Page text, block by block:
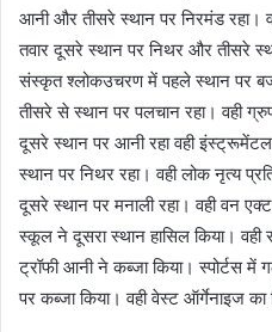
आनी और तीसरे स्थान पर निरमंड रहा।
तवार दूसरे स्थान पर निथर और तीसरे
संस्कृत श्लोकउचरण में पहले स्थान पर
तीसरे से स्थान पर पलचान रहा। वही
दूसरे स्थान पर आनी रहा वही
स्थान पर निथर रहा। वही लोक नृत्य
दूसरे स्थान पर मनाली रहा। वही वन
स्कूल ने दूसरा स्थान हासिल किया।
ट्रॉफी आनी ने कब्जा किया। स्पोर्टस
पर कब्जा किया। वही वेस्ट ऑर्गेनाइज